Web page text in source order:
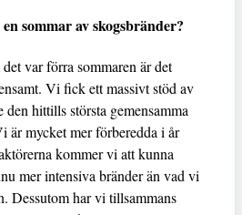
sommar av skogsbränder?
var förra sommaren är det
Vi fick ett massivt stöd av
hittills största gemensamma
är mycket mer förberedda i år
kommer vi att kunna
mer intensiva bränder än vad vi
Dessutom har vi tillsammans